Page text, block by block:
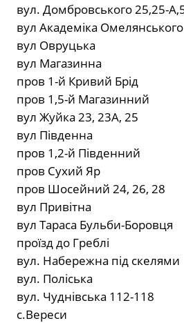
вул. Домбровського 25,25-
вул Академіка Омелянського
вул Овруцька
вул Магазинна
пров 1-й Кривий Брід
пров 1,5-й Магазинний
вул Жуйка 23, 23А, 25
вул Південна
пров 1,2-й Південний
пров Сухий Яр
пров Шосейний 24, 26, 28
вул Привітна
вул Тараса Бульби-Боровця
проїзд до Греблі
вул. Набережна під скелями
вул. Поліська
вул. Чуднівська 112-118
с.Вереси